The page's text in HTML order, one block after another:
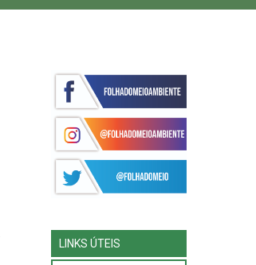
LINKS ÚTEIS